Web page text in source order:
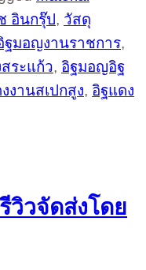
อินกรุ๊ป, วัสดุ
ฐมอญงานราชการ,
ระแก้ว, อิฐมอญอิฐ
งานสเปกสูง, อิฐแดง
วจัดส่งโดย